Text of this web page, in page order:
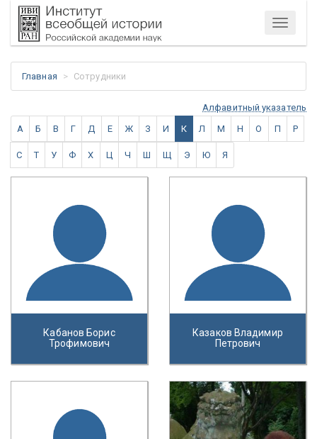
Меню
Главная Сотрудники
Алфавитный указатель
А
Б В Г Д Е Ж З И К Л М Н О П Р
С Т У Ф Х Ц Ч Ш Щ Э Ю Я
Кабанов Борис
Трофимович
Казаков Владимир
Петрович